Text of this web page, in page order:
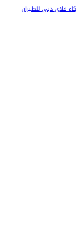
فلاي دبي للطيران